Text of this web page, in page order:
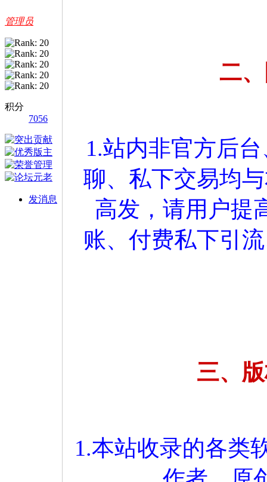
管理员
积分
7056
发消息
二
1.站内非官方后
聊、私下交易均
高发，请用户提
账、付费私下引
三、
1.本站收录的各类